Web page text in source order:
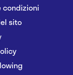
condizioni
sito